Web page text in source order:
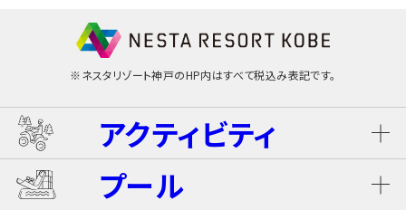
※ネスタリゾート神戸のHP内はすべて税込み表記です。
アクティビティ
ネスタ･バギーツアー（別途有料）
プール